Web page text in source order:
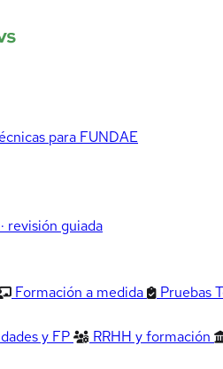
para FUNDAE
revisión guiada
Formación a medida Pruebas
y FP RRHH y formación